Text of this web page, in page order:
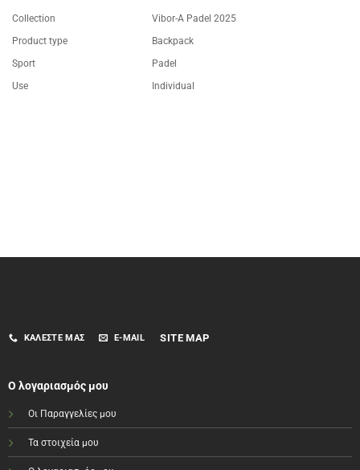
Collection
Vibor-A Padel 2025
Product type
Backpack
Sport
Padel
Use
Individual
ΚΑΛΈΣΤΕ ΜΑΣ E-MAIL SITE MAP
Ο λογαριασμός μου
Οι Παραγγελίες μου
Τα στοιχεία μου